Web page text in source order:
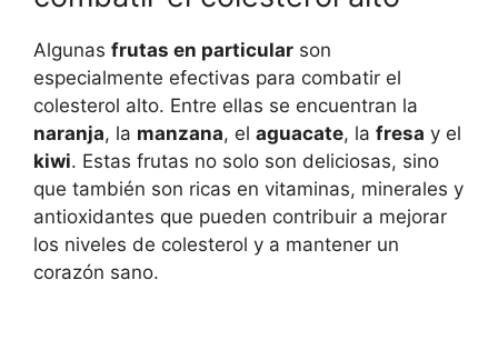
Algunas frutas en particular son
especialmente efectivas para combatir el
colesterol alto. Entre ellas se encuentran la
naranja, la manzana, el aguacate, la fresa y el
kiwi. Estas frutas no solo son deliciosas, sino
que también son ricas en vitaminas, minerales y
antioxidantes que pueden contribuir a mejorar
los niveles de colesterol y a mantener un
corazón sano.